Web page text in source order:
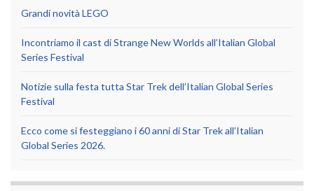
Grandi novità LEGO
Incontriamo il cast di Strange New Worlds all’Italian Global
Series Festival
Notizie sulla festa tutta Star Trek dell’Italian Global Series
Festival
Ecco come si festeggiano i 60 anni di Star Trek all’Italian
Global Series 2026.